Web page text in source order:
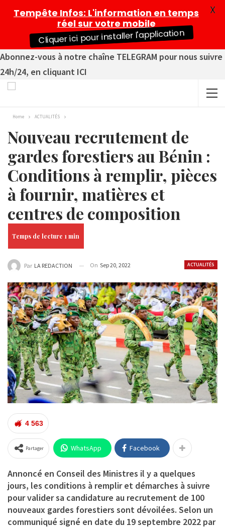
Abonnez-vous à notre chaîne TELEGRAM pour nous suivre
24h/24, en cliquant ICI
Home ACTUALITÉS
Nouveau recrutement de
gardes forestiers au Bénin :
Conditions à remplir, pièces
à fournir, matières et
centres de composition
ACTUALITÉS
Par LA REDACTION On Sep 20, 2022
4 563
Partager WhatsApp Facebook
Annoncé en Conseil des Ministres il y a quelques
jours, les conditions à remplir et démarches à suivre
pour valider sa candidature au recrutement de 100
nouveaux gardes forestiers sont dévoilées. Selon un
communiqué signé en date du 19 septembre 2022 par
Tempête Infos: L'information en temps
réel sur votre mobile
Cliquer ici pour installer l'application
X